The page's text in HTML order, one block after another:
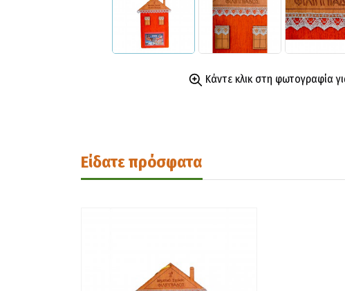
Κάντε κλικ στη φωτογραφία
Είδατε πρόσφατα